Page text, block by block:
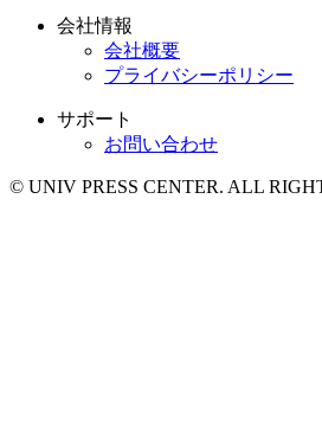
会社情報
会社概要
プライバシーポリシー
サポート
お問い合わせ
© UNIV PRESS CENTER. ALL